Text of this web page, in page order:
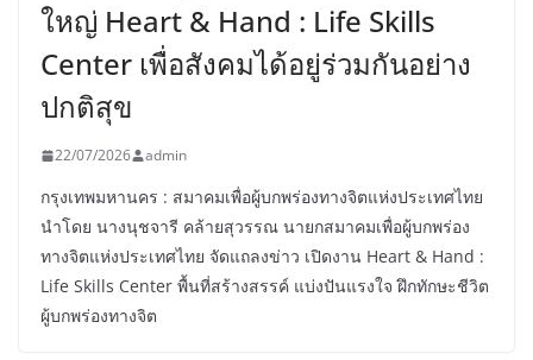
ใหญ่ Heart & Hand : Life Skills
Center เพื่อสังคมได้อยู่ร่วมกันอย่าง
ปกติสุข
22/07/2026 admin
กรุงเทพมหานคร : สมาคมเพื่อผู้บกพร่องทางจิตแห่งประเทศไทย
นำโดย นางนุชจารี คล้ายสุวรรณ นายกสมาคมเพื่อผู้บกพร่อง
ทางจิตแห่งประเทศไทย จัดแถลงข่าว เปิดงาน Heart & Hand :
Life Skills Center พื้นที่สร้างสรรค์ แบ่งปันแรงใจ ฝึกทักษะชีวิต
ผู้บกพร่องทางจิต